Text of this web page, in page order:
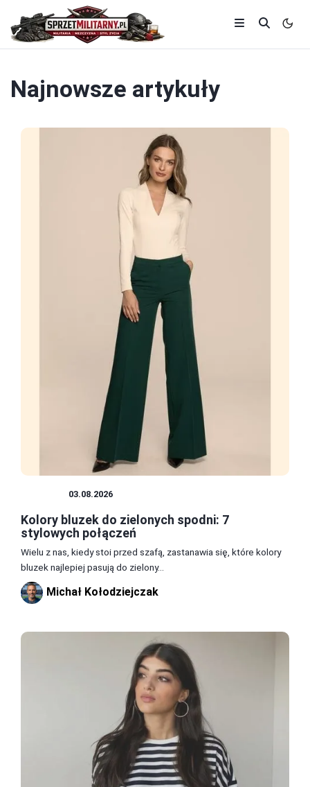
Najnowsze artykuły
03.08.2026
Kolory bluzek do zielonych spodni: 7
stylowych połączeń
Wielu z nas, kiedy stoi przed szafą, zastanawia się, które kolory
bluzek najlepiej pasują do zielony...
Michał Kołodziejczak